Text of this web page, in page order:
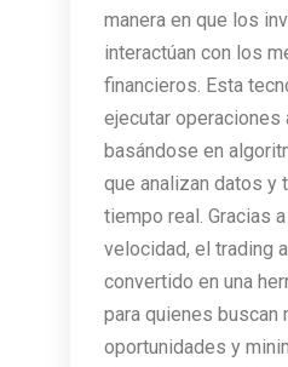
manera en que los
interactúan con los
financieros. Esta
ejecutar operaciones
basándose en
que analizan datos y
tiempo real. Gracias
velocidad, el trading
convertido en una
para quienes buscan
oportunidades y